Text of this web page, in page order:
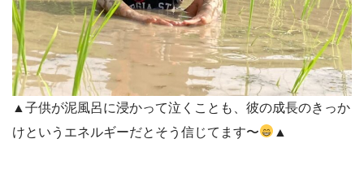
▲子供が泥風呂に浸かって泣くことも、彼の成長のきっか
けというエネルギーだとそう信じてます〜
▲